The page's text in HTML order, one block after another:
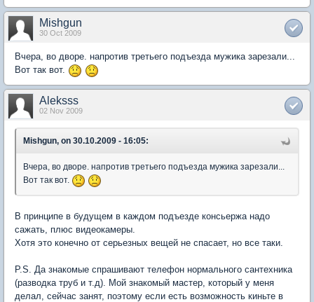
Mishgun
30 Oct 2009
Вчера, во дворе. напротив третьего подъезда мужика зарезали...
Вот так вот.
Aleksss
02 Nov 2009
Mishgun, on 30.10.2009 - 16:05:
Вчера, во дворе. напротив третьего подъезда мужика зарезали...
Вот так вот.
В принципе в будущем в каждом подъезде консьержа надо
сажать, плюс видеокамеры.
Хотя это конечно от серьезных вещей не спасает, но все таки.
P.S. Да знакомые спрашивают телефон нормального сантехника
(разводка труб и т.д). Мой знакомый мастер, который у меня
делал, сейчас занят, поэтому если есть возможность киньте в